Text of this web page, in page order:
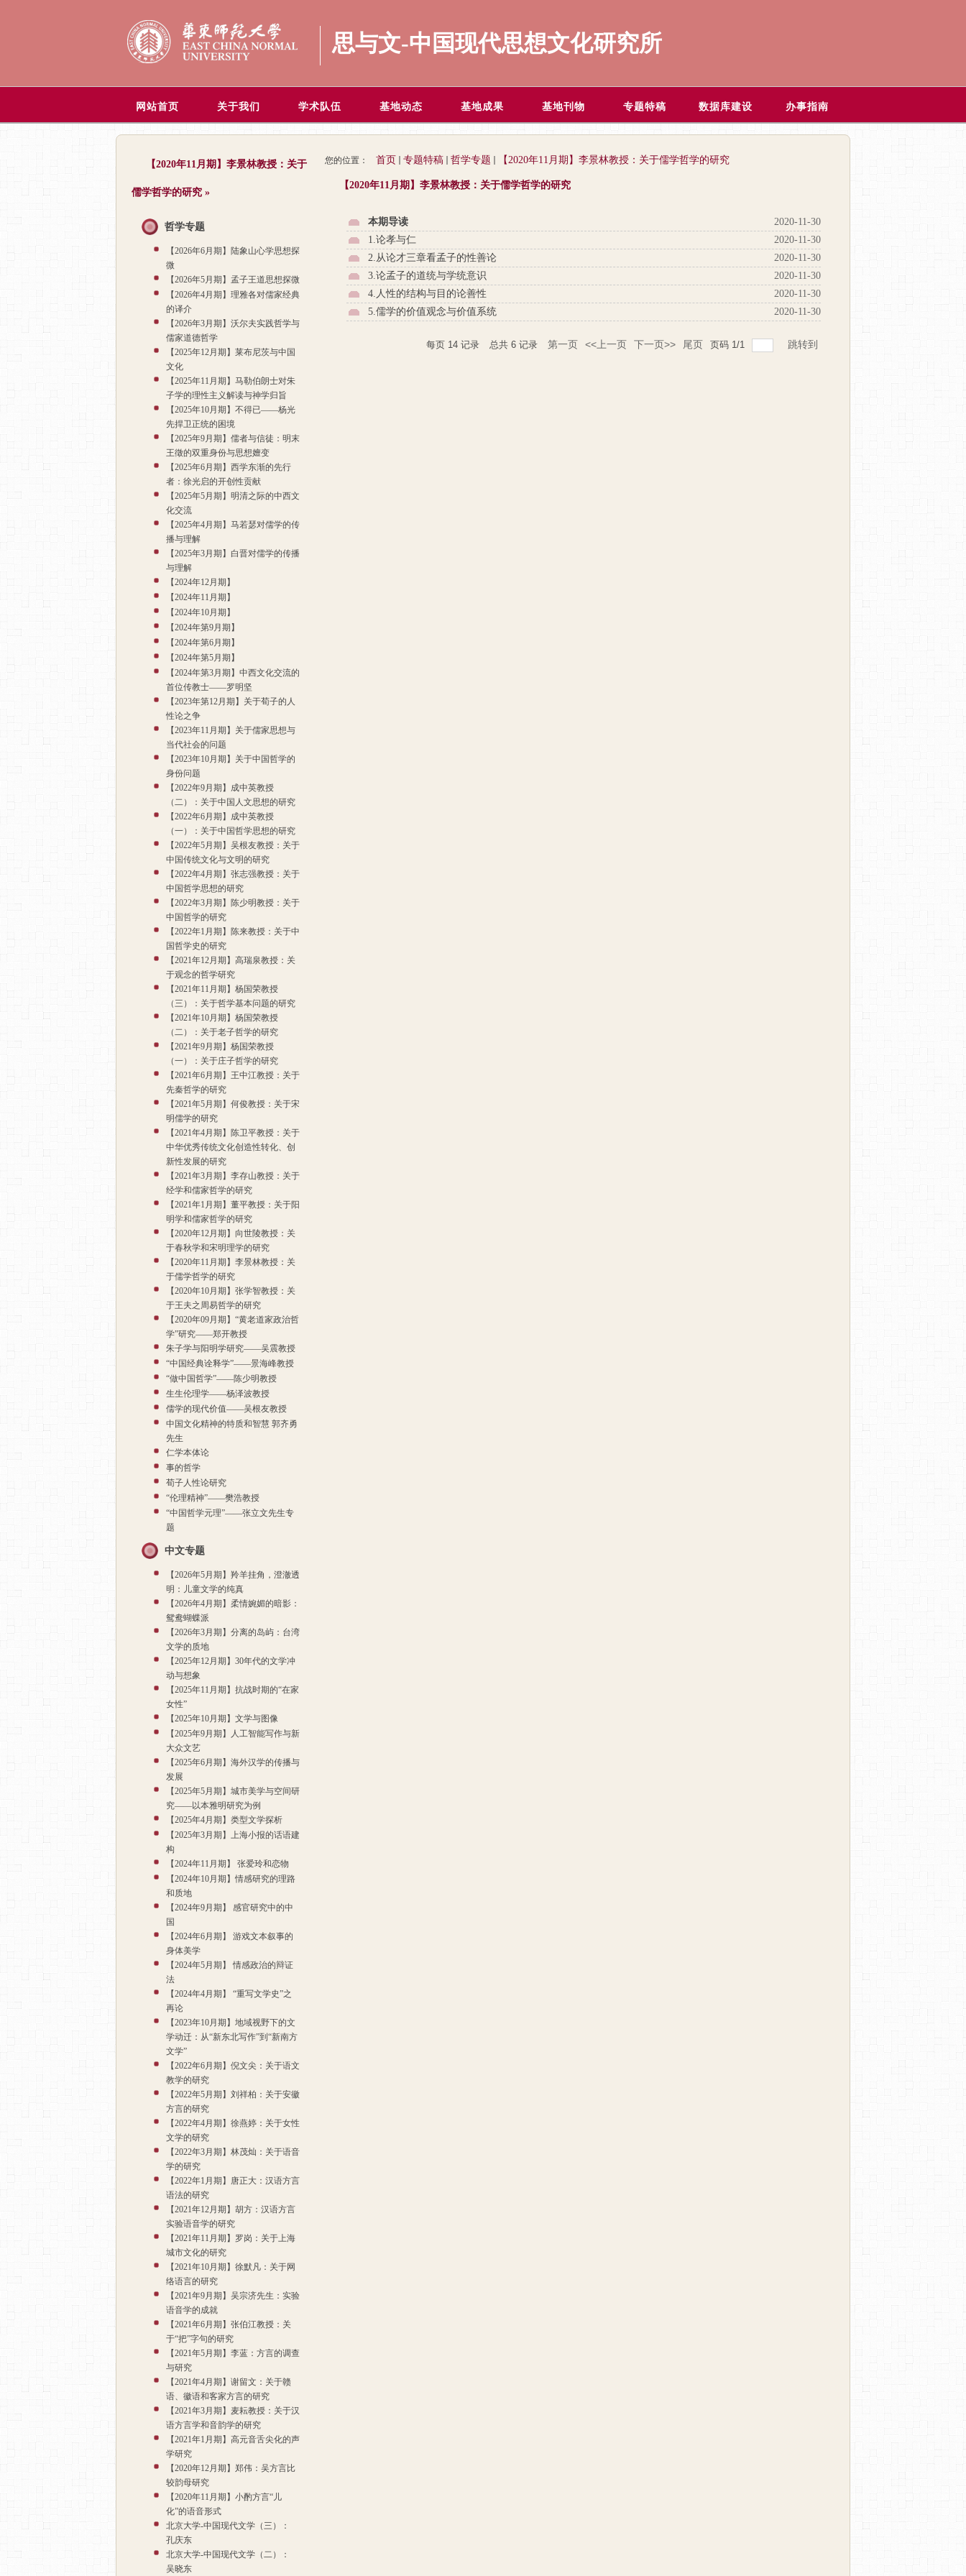
思与文-中国现代思想文化研究所
网站首页 关于我们 学术队伍 基地动态 基地成果 基地刊物 专题特稿 数据库建设 办事指南
【2020年11月期】李景林教授：关于
儒学哲学的研究 »
哲学专题
【2026年6月期】陆象山心学思想探
微
【2026年5月期】孟子王道思想探微
【2026年4月期】理雅各对儒家经典
的译介
【2026年3月期】沃尔夫实践哲学与
儒家道德哲学
【2025年12月期】莱布尼茨与中国
文化
【2025年11月期】马勒伯朗士对朱
子学的理性主义解读与神学归旨
【2025年10月期】不得已——杨光
先捍卫正统的困境
【2025年9月期】儒者与信徒：明末
王徵的双重身份与思想嬗变
【2025年6月期】西学东渐的先行
者：徐光启的开创性贡献
【2025年5月期】明清之际的中西文
化交流
【2025年4月期】马若瑟对儒学的传
播与理解
【2025年3月期】白晋对儒学的传播
与理解
【2024年12月期】
【2024年11月期】
【2024年10月期】
【2024年第9月期】
【2024年第6月期】
【2024年第5月期】
【2024年第3月期】中西文化交流的
首位传教士——罗明坚
【2023年第12月期】关于荀子的人
性论之争
【2023年11月期】关于儒家思想与
当代社会的问题
【2023年10月期】关于中国哲学的
身份问题
【2022年9月期】成中英教授
（二）：关于中国人文思想的研究
【2022年6月期】成中英教授
（一）：关于中国哲学思想的研究
【2022年5月期】吴根友教授：关于
中国传统文化与文明的研究
【2022年4月期】张志强教授：关于
中国哲学思想的研究
【2022年3月期】陈少明教授：关于
中国哲学的研究
【2022年1月期】陈来教授：关于中
国哲学史的研究
【2021年12月期】高瑞泉教授：关
于观念的哲学研究
【2021年11月期】杨国荣教授
（三）：关于哲学基本问题的研究
【2021年10月期】杨国荣教授
（二）：关于老子哲学的研究
【2021年9月期】杨国荣教授
（一）：关于庄子哲学的研究
【2021年6月期】王中江教授：关于
先秦哲学的研究
【2021年5月期】何俊教授：关于宋
明儒学的研究
【2021年4月期】陈卫平教授：关于
中华优秀传统文化创造性转化、创
新性发展的研究
【2021年3月期】李存山教授：关于
经学和儒家哲学的研究
【2021年1月期】董平教授：关于阳
明学和儒家哲学的研究
【2020年12月期】向世陵教授：关
于春秋学和宋明理学的研究
【2020年11月期】李景林教授：关
于儒学哲学的研究
【2020年10月期】张学智教授：关
于王夫之周易哲学的研究
【2020年09月期】“黄老道家政治哲
学”研究——郑开教授
朱子学与阳明学研究——吴震教授
“中国经典诠释学”——景海峰教授
“做中国哲学”——陈少明教授
生生伦理学——杨泽波教授
儒学的现代价值——吴根友教授
中国文化精神的特质和智慧 郭齐勇
先生
仁学本体论
事的哲学
荀子人性论研究
“伦理精神”——樊浩教授
“中国哲学元理”——张立文先生专
题
中文专题
【2026年5月期】羚羊挂角，澄澈透
明：儿童文学的纯真
【2026年4月期】柔情婉媚的暗影：
鸳鸯蝴蝶派
【2026年3月期】分离的岛屿：台湾
文学的质地
【2025年12月期】30年代的文学冲
动与想象
【2025年11月期】抗战时期的“在家
女性”
【2025年10月期】文学与图像
【2025年9月期】人工智能写作与新
大众文艺
【2025年6月期】海外汉学的传播与
发展
【2025年5月期】城市美学与空间研
究——以本雅明研究为例
【2025年4月期】类型文学探析
【2025年3月期】上海小报的话语建
构
【2024年11月期】 张爱玲和恋物
【2024年10月期】情感研究的理路
和质地
【2024年9月期】 感官研究中的中
国
【2024年6月期】 游戏文本叙事的
身体美学
【2024年5月期】 情感政治的辩证
法
【2024年4月期】 “重写文学史”之
再论
【2023年10月期】地域视野下的文
学动迁：从“新东北写作”到“新南方
文学”
【2022年6月期】倪文尖：关于语文
教学的研究
【2022年5月期】刘祥柏：关于安徽
方言的研究
【2022年4月期】徐燕婷：关于女性
文学的研究
【2022年3月期】林茂灿：关于语音
学的研究
【2022年1月期】唐正大：汉语方言
语法的研究
【2021年12月期】胡方：汉语方言
实验语音学的研究
【2021年11月期】罗岗：关于上海
城市文化的研究
【2021年10月期】徐默凡：关于网
络语言的研究
【2021年9月期】吴宗济先生：实验
语音学的成就
【2021年6月期】张伯江教授：关
于“把”字句的研究
【2021年5月期】李蓝：方言的调查
与研究
【2021年4月期】谢留文：关于赣
语、徽语和客家方言的研究
【2021年3月期】麦耘教授：关于汉
语方言学和音韵学的研究
【2021年1月期】高元音舌尖化的声
学研究
【2020年12月期】郑伟：吴方言比
较韵母研究
【2020年11月期】小酌方言“儿
化”的语音形式
北京大学-中国现代文学（三）：
孔庆东
北京大学-中国现代文学（二）：
吴晓东
您的位置： 首页 专题特稿 哲学专题 【2020年11月期】李景林教授：关于儒学哲学的研究
【2020年11月期】李景林教授：关于儒学哲学的研究
本期导读
2020-11-30
1.论孝与仁
2020-11-30
2.从论才三章看孟子的性善论
2020-11-30
3.论孟子的道统与学统意识
2020-11-30
4.人性的结构与目的论善性
2020-11-30
5.儒学的价值观念与价值系统
2020-11-30
每页 14 记录 总共 6 记录 第一页 <<上一页 下一页>> 尾页 页码 1/1 跳转到